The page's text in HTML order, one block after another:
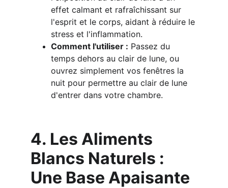
effet calmant et rafraîchissant sur
l'esprit et le corps, aidant à réduire le
stress et l'inflammation.
Comment l'utiliser : Passez du
temps dehors au clair de lune, ou
ouvrez simplement vos fenêtres la
nuit pour permettre au clair de lune
d'entrer dans votre chambre.
4. Les Aliments
Blancs Naturels :
Une Base Apaisante